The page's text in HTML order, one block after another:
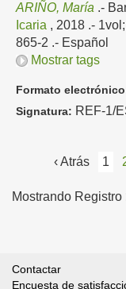
ARIÑO, María .-
Icaria , 2018 .-
865-2 .- Español
Mostrar tags
Formato
Signatura: REF-1/
‹ Atrás 1
Mostrando Registro
Contactar
Encuesta de